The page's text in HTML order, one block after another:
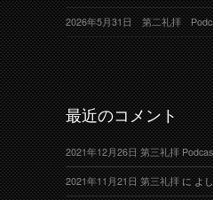
2026年5月31日 第二礼拝
最近のコメント
2021年12月26日 第三礼拝
2021年11月21日 第三礼拝によ